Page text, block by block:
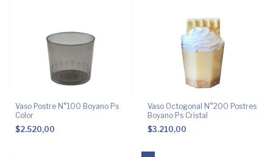
Vaso Postre N°100 Boyano Ps
Color
$2.520,00
Vaso Octogonal N°200 Postres
Boyano Ps Cristal
$3.210,00